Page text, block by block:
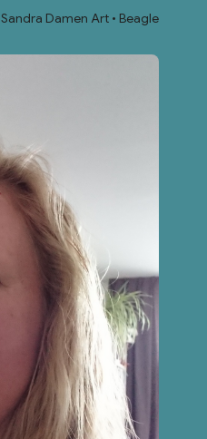
Sandra Damen Art Beagle